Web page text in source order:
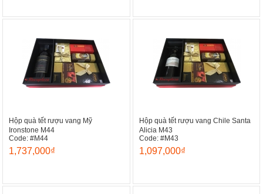
Hộp quà tết rượu vang Mỹ
Ironstone M44
Code: #M44
1,737,000₫
Hộp quà tết rượu vang Chile Santa
Alicia M43
Code: #M43
1,097,000₫